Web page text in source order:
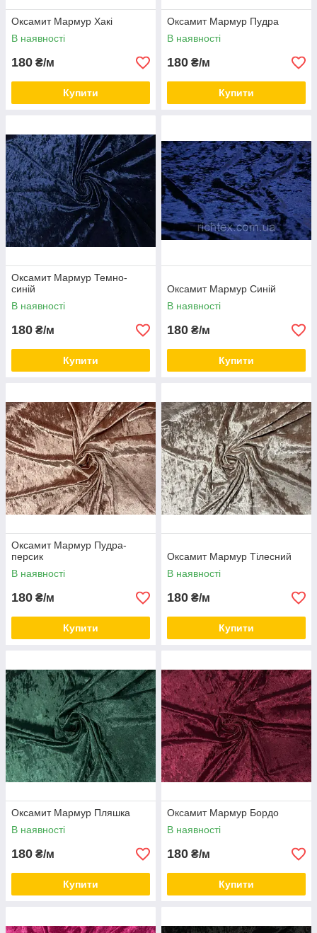
Оксамит Мармур Хакі
В наявності
180 ₴/м
Купити
Оксамит Мармур Пудра
В наявності
180 ₴/м
Купити
Оксамит Мармур Темно-
синій
В наявності
180 ₴/м
Купити
Оксамит Мармур Синій
В наявності
180 ₴/м
Купити
Оксамит Мармур Пудра-
персик
В наявності
180 ₴/м
Купити
Оксамит Мармур Тілесний
В наявності
180 ₴/м
Купити
Оксамит Мармур Пляшка
В наявності
180 ₴/м
Купити
Оксамит Мармур Бордо
В наявності
180 ₴/м
Купити